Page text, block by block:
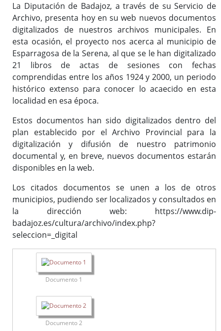
Enlaces de interés
Asistencia Técnica a Archivos Municipales
Documento del Mes
Exposiciones
Formación y colaboración con la Facultad de Ciencias de la
Documentación y la Comunicación de la Uex
Otras Actividades
Archivo de la Diputación Provincial de Badajoz (ISDIAH)
Guía del Archivo de la Diputación Provincial de Badajoz
(ISAD-G)
Fondos documentales
Cuadro de Clasificación
Gestión Documental
Biblioteca auxiliar
Publicaciones
Portal de Archivo
Biblioteca Auxiliar
La Diputación de Badajoz, a través de su Servicio de
Archivo, presenta hoy en su web nuevos documentos
digitalizados de nuestros archivos municipales. En
esta ocasión, el proyecto nos acerca al municipio de
Esparragosa de la Serena, al que se le han digitalizado
21 libros de actas de sesiones con fechas
comprendidas entre los años 1924 y 2000, un periodo
histórico extenso para conocer lo acaecido en esta
localidad en esa época.
Estos documentos han sido digitalizados dentro del
plan establecido por el Archivo Provincial para la
digitalización y difusión de nuestro patrimonio
documental y, en breve, nuevos documentos estarán
disponibles en la web.
Los citados documentos se unen a los de otros
municipios, pudiendo ser localizados y consultados en
la dirección web: https://www.dip-
badajoz.es/cultura/archivo/index.php?
seleccion=_digital
Documento 1
Documento 2